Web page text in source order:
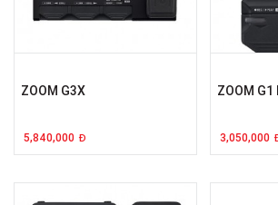
ZOOM G3X
5,840,000 Đ
ZOOM G1
3,050,000